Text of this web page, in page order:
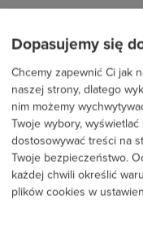
Recenzje
2 sierpnia 2026
Aleksandra
PROFIL PUBLICZNY
5.0
Dopasujemy się
Chcemy zapewnić Ci jak
naszej strony, dlatego
nim możemy
Twoje wybory,
dostosowywać treści na
Twoje bezpieczeństwo.
każdej chwili określić
plików cookies w